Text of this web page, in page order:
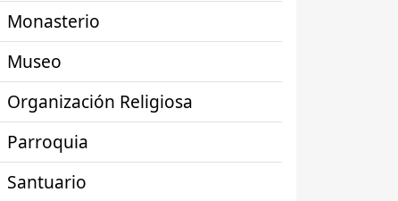
Monasterio
Museo
Organización Religiosa
Parroquia
Santuario